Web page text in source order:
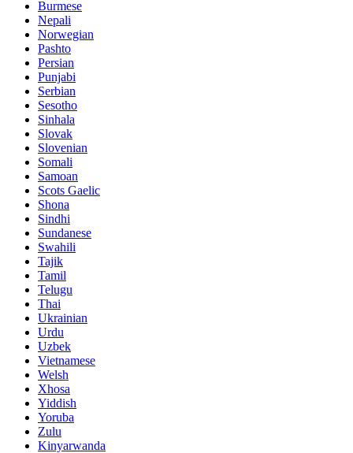
Burmese
Nepali
Norwegian
Pashto
Persian
Punjabi
Serbian
Sesotho
Sinhala
Slovak
Slovenian
Somali
Samoan
Scots Gaelic
Shona
Sindhi
Sundanese
Swahili
Tajik
Tamil
Telugu
Thai
Ukrainian
Urdu
Uzbek
Vietnamese
Welsh
Xhosa
Yiddish
Yoruba
Zulu
Kinyarwanda